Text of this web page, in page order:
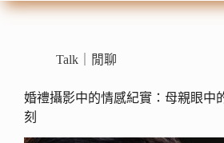
Talk｜閒聊
婚禮攝影中的情感紀實：母親眼中
刻